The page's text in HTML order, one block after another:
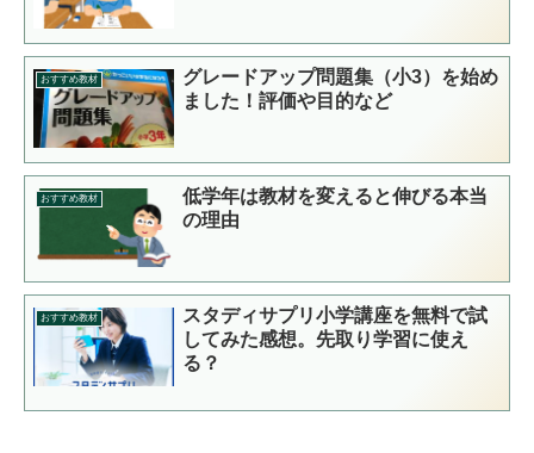
おすすめ教材
グレードアップ問題集（小3）を始め
ました！評価や目的など
おすすめ教材
低学年は教材を変えると伸びる本当
の理由
おすすめ教材
スタディサプリ小学講座を無料で試
してみた感想。先取り学習に使え
る？